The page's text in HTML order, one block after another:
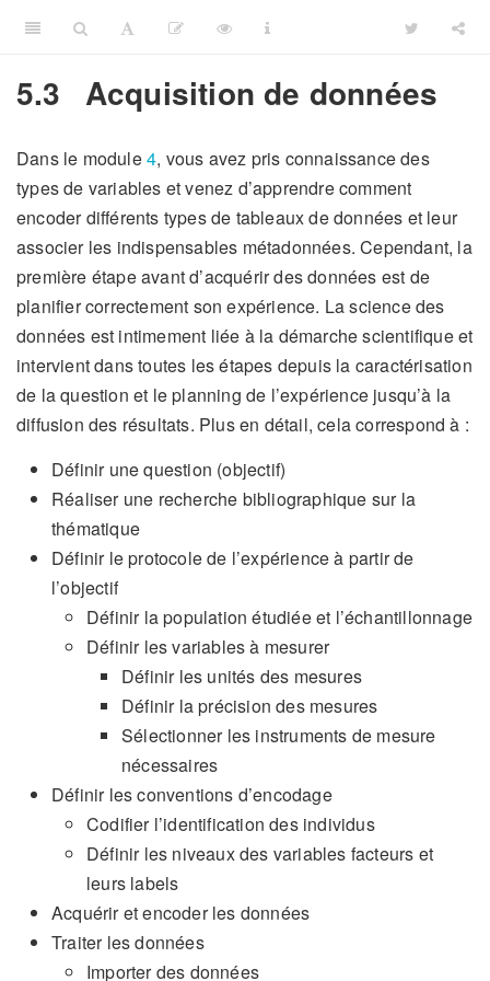
5.3 Acquisition de données
Dans le module4, vous avez pris connaissance des
types de variables et venez d’apprendre comment
encoder différents types de tableaux de données et leur
associer les indispensables métadonnées. Cependant, la
première étape avant d’acquérir des données est de
planifier correctement son expérience. La science des
données est intimement liée à la démarche scientifique et
intervient dans toutes les étapes depuis la caractérisation
de la question et le planning de l’expérience jusqu’à la
diffusion des résultats. Plus en détail, cela correspond à :
Définir une question (objectif)
Réaliser une recherche bibliographique sur la
thématique
Définir le protocole de l’expérience à partir de
l’objectif
Définir la population étudiée et l’échantillonnage
Définir les variables à mesurer
Définir les unités des mesures
Définir la précision des mesures
Sélectionner les instruments de mesure
nécessaires
Définir les conventions d’encodage
Codifier l’identification des individus
Définir les niveaux des variables facteurs et
leurs labels
Acquérir et encoder les données
Traiter les données
Importer des données